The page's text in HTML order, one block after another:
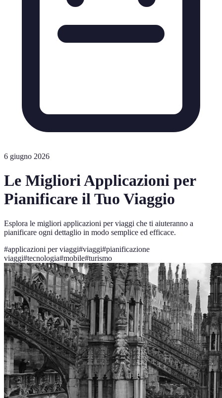
6 giugno 2026
Le Migliori Applicazioni per
Pianificare il Tuo Viaggio
Esplora le migliori applicazioni per viaggi che ti aiuteranno a
pianificare ogni dettaglio in modo semplice ed efficace.
#applicazioni per viaggi#viaggi#pianificazione
viaggi#tecnologia#mobile#turismo